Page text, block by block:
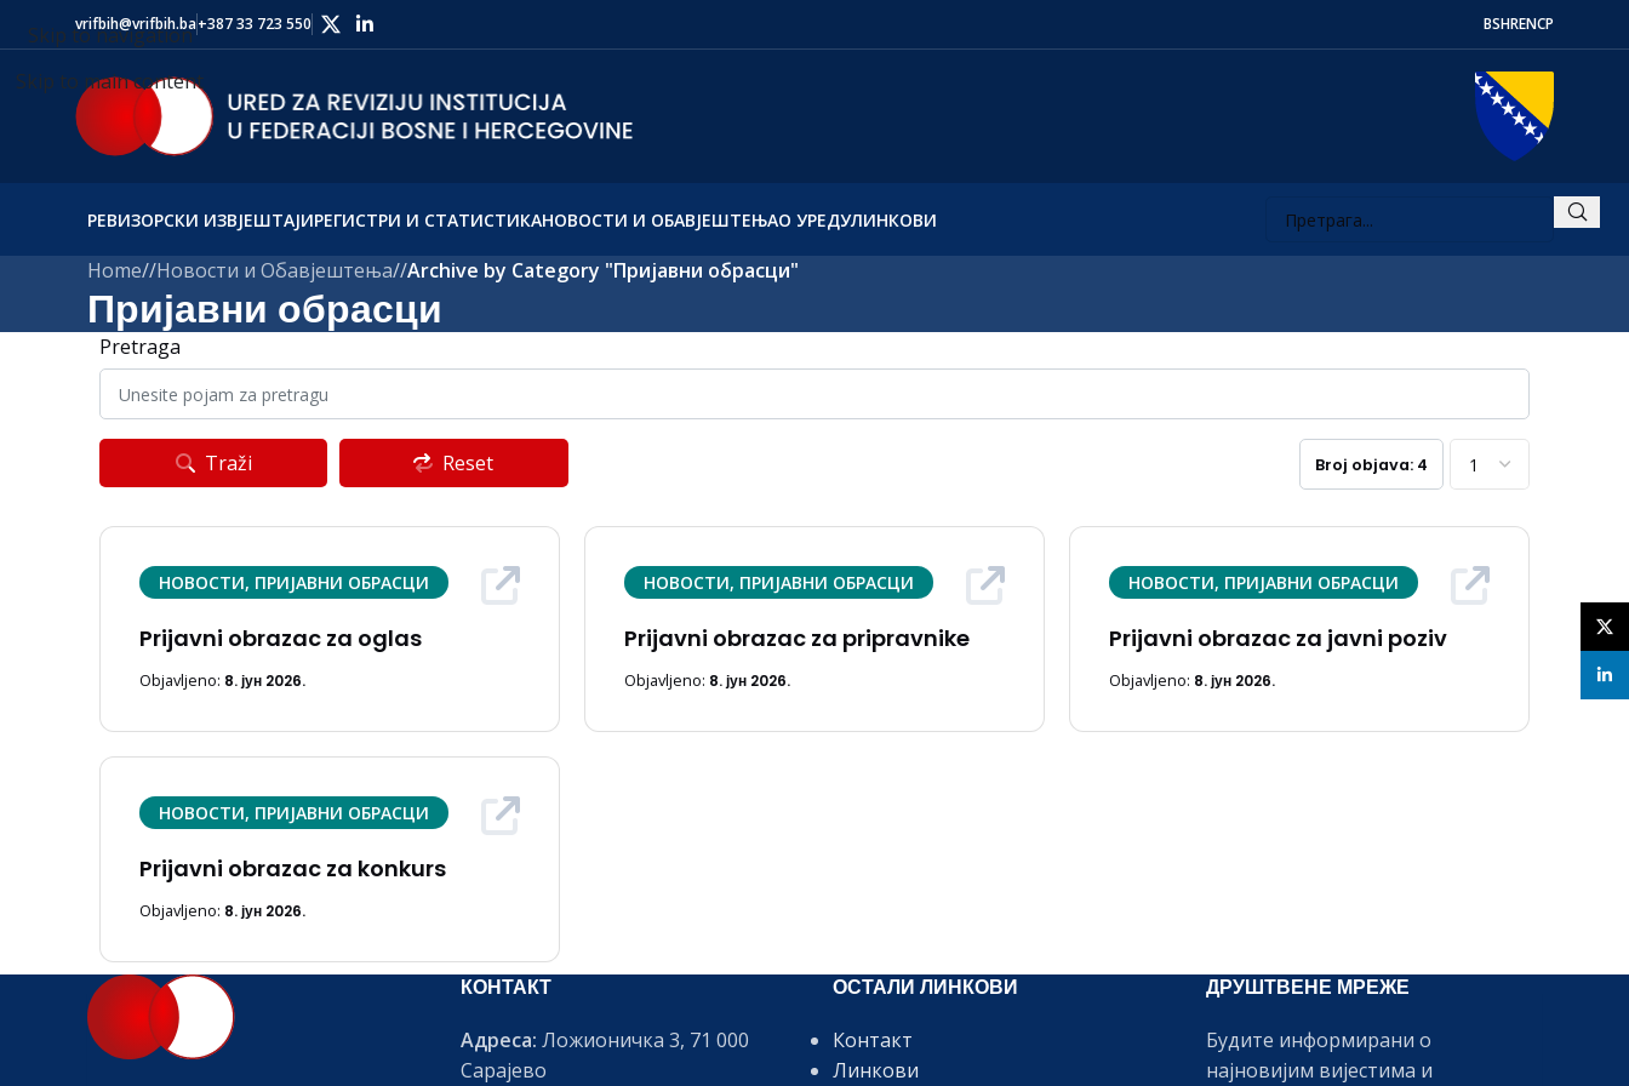
Skip to navigation
Skip to main content
vrifbih@vrifbih.ba+387 33 723 550 BSHRENСР
РЕВИЗОРСКИ ИЗВЈЕШТАЈИРЕГИСТРИ И СТАТИСТИКАНОВОСТИ И ОБАВЈЕШТЕЊАО УРЕДУЛИНКОВИ
Пријавни обрасци
Home/ Новости и Обавјештења/ Archive by Category "Пријавни обрасци"
НОВОСТИ, ПРИЈАВНИ ОБРАСЦИ
Prijavni obrazac za oglas
Objavljeno: 8. јун 2026.
НОВОСТИ, ПРИЈАВНИ ОБРАСЦИ
Prijavni obrazac za pripravnike
Objavljeno: 8. јун 2026.
НОВОСТИ, ПРИЈАВНИ ОБРАСЦИ
Prijavni obrazac za javni poziv
Objavljeno: 8. јун 2026.
НОВОСТИ, ПРИЈАВНИ ОБРАСЦИ
Prijavni obrazac za konkurs
Objavljeno: 8. јун 2026.
Pretraga
Traži Reset Broj objava: 4
КОНТАКТ
Адреса: Ложионичка 3, 71 000
Сарајево
ОСТАЛИ ЛИНКОВИ
Контакт
Линкови
ДРУШТВЕНЕ МРЕЖЕ
Будите информирани о
најновијим вијестима и